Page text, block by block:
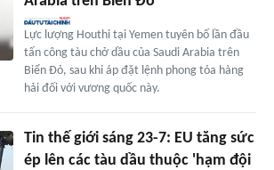
Lực lượng Houthi tại Yemen tuyên bố lần đầu
tấn công tàu chở dầu của Saudi Arabia trên
Biển Đỏ, sau khi áp đặt lệnh phong tỏa hàng
hải đối với vương quốc này.
Tin thế giới sáng 23-7: EU tăng sức
ép lên các tàu dầu thuộc 'hạm đội